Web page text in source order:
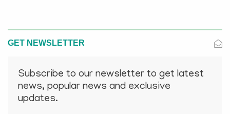
GET NEWSLETTER
Subscribe to our newsletter to get latest
news, popular news and exclusive
updates.